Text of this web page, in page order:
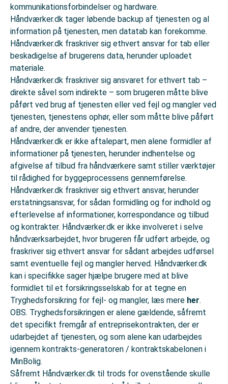
kommunikationsforbindelser og hardware.
Håndværker.dk tager løbende backup af tjenesten og al
information på tjenesten, men datatab kan forekomme.
Håndværker.dk fraskriver sig ethvert ansvar for tab eller
beskadigelse af brugerens data, herunder uploadet
materiale.
Håndværker.dk fraskriver sig ansvaret for ethvert tab –
direkte såvel som indirekte – som brugeren måtte blive
påført ved brug af tjenesten eller ved fejl og mangler ved
tjenesten, tjenestens ophør, eller som måtte blive påført
af andre, der anvender tjenesten.
Håndværker.dk er ikke aftalepart, men alene formidler af
informationer på tjenesten, herunder indhentelse og
afgivelse af tilbud fra håndværkere samt stiller værktøjer
til rådighed for byggeprocessens gennemførelse.
Håndværker.dk fraskriver sig ethvert ansvar, herunder
erstatningsansvar, for sådan formidling og for indhold og
efterlevelse af informationer, korrespondance og tilbud
og kontrakter. Håndværker.dk er ikke involveret i selve
håndværksarbejdet, hvor brugeren får udført arbejde, og
fraskriver sig ethvert ansvar for sådant arbejdes udførsel
samt eventuelle fejl og mangler herved. Håndværker.dk
kan i specifikke sager hjælpe brugere med at blive
formidlet til et forsikringsselskab for at tegne en
Tryghedsforsikring for fejl- og mangler, læs mere her.
OBS. Tryghedsforsikringen er alene gældende, såfremt
det specifikt fremgår af entreprisekontrakten, der er
udarbejdet af tjenesten, og som alene kan udarbejdes
igennem kontrakts-generatoren / kontraktskabelonen i
MinBolig.
Såfremt Håndværker.dk til trods for ovenstående skulle